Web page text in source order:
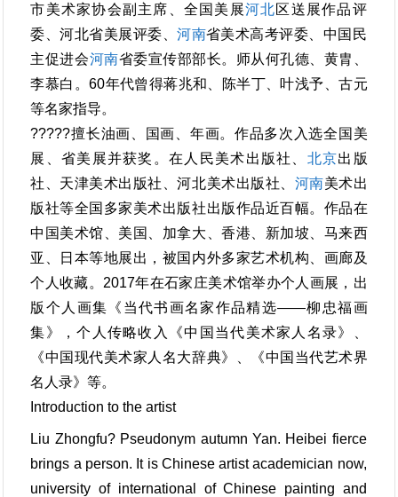
市美术家协会副主席、全国美展河北区送展作品评
委、河北省美展评委、河南省美术高考评委、中国民
主促进会河南省委宣传部部长。师从何孔德、黄胄、
李慕白。60年代曾得蒋兆和、陈半丁、叶浅予、古元
等名家指导。
?????擅长油画、国画、年画。作品多次入选全国美
展、省美展并获奖。在人民美术出版社、 北京出版
社、天津美术出版社、河北美术出版社、 河南美术出
版社等全国多家美术出版社出版作品近百幅。作品在
中国美术馆、美国、加拿大、香港、新加坡、马来西
亚、日本等地展出，被国内外多家艺术机构、画廊及
个人收藏。2017年在石家庄美术馆举办个人画展，出
版个人画集《当代书画名家作品精选——柳忠福画
集》，个人传略收入《中国当代美术家人名录》、
《中国现代美术家人名大辞典》、《中国当代艺术界
名人录》等。
Introduction to the artist
Liu Zhongfu? Pseudonym autumn Yan. Heibei fierce
brings a person. It is Chinese artist academician now,
university of international of Chinese painting and